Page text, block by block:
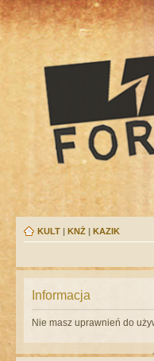
KULT | KNŻ | KAZIK
Informacja
Nie masz uprawnień do